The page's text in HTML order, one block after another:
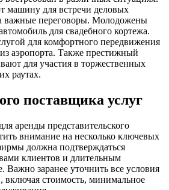
машину для встречи деловых
важные переговоры. Молодожены
для свадебного кортежа.
для комфортного передвижения
аэропорта. Также престижный
для участия в торжественных
раутах.
поставщика услуг
аренды представительского
внимание на несколько ключевых
должна подтверждаться
клиентов и длительным
Важно заранее уточнить все условия
включая стоимость, минимальное